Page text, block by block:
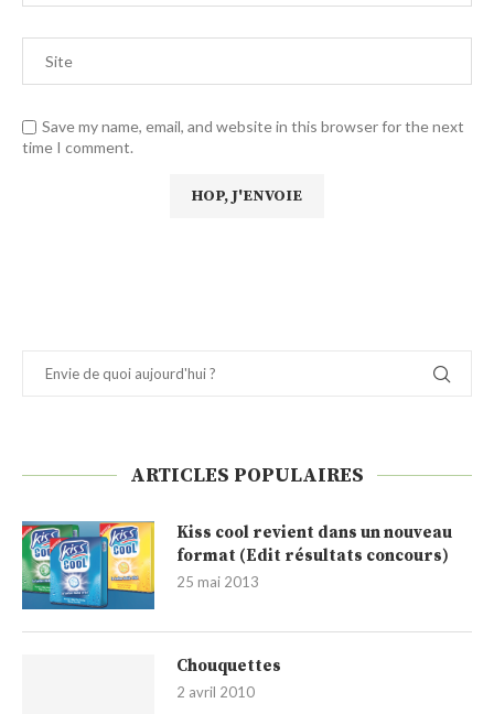
Save my name, email, and website in this browser for the next
time I comment.
ARTICLES POPULAIRES
Kiss cool revient dans un nouveau
format (Edit résultats concours)
25 mai 2013
Chouquettes
2 avril 2010